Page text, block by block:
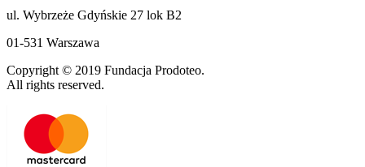
ul. Wybrzeże Gdyńskie 27 lok B2
01-531 Warszawa
Copyright © 2019 Fundacja Prodoteo.
All rights reserved.